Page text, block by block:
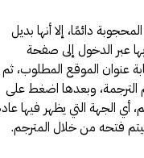
دائمًا، إلا أنها بديل
عبر الدخول إلى صفحة
عنوان الموقع المطلوب، ثم
الترجمة، وبعدها اضغط على
أي الجهة التي يظهر فيها
فتحه من خلال المترجم.